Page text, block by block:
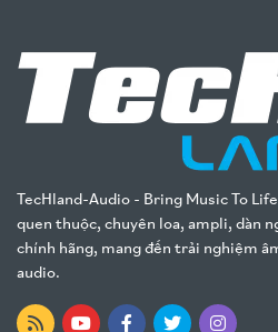
TecHland-Audio - Bring Music To
quen thuộc, chuyên loa, ampli, dàn
chính hãng, mang đến trải nghiệm
audio.